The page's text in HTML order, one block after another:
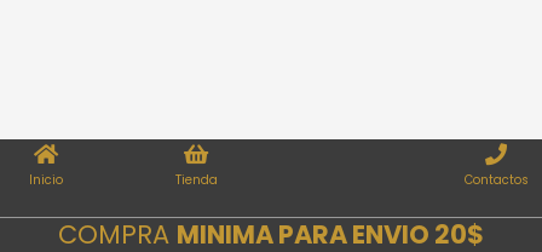
Inicio Tienda Contactos
COMPRA MINIMA PARA ENVIO 20$